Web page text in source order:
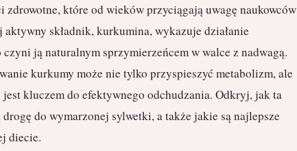
zdrowotne, które od wieków przyciągają uwagę naukowców
składnik, kurkumina, wykazuje działanie
ją naturalnym sprzymierzeńcem w walce z nadwagą.
kurkumy może nie tylko przyspieszyć metabolizm, ale
kluczem do efektywnego odchudzania. Odkryj, jak ta
do wymarzonej sylwetki, a także jakie są najlepsze
diecie.